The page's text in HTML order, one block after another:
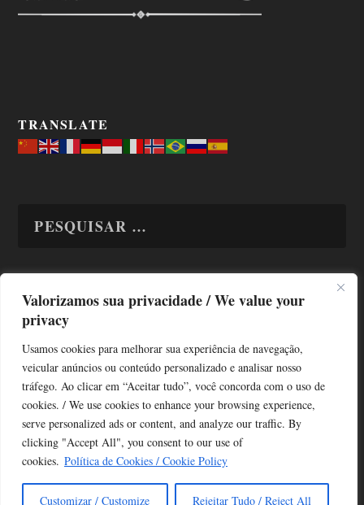
Valorizamos sua privacidade / We value your
privacy
Usamos cookies para melhorar sua experiência de navegação,
veicular anúncios ou conteúdo personalizado e analisar nosso
tráfego. Ao clicar em “Aceitar tudo”, você concorda com o uso de
cookies. / We use cookies to enhance your browsing experience,
serve personalized ads or content, and analyze our traffic. By
clicking "Accept All", you consent to our use of
cookies. Política de Cookies / Cookie Policy
Customizar / Customize Rejeitar Tudo / Reject All
TRANSLATE
TODAS OS ASSUNTOS
Copyright © Alô Tatuapé 2013 / 2026
Desenvolvido por ALOSP MKT DIGITAL